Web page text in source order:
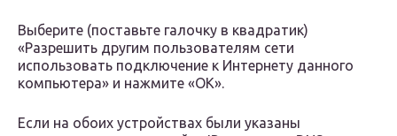
Выберите (поставьте галочку в квадратик)
«Разрешить другим пользователям сети
использовать подключение к Интернету данного
компьютера» и нажмите «ОК».
Если на обоих устройствах были указаны